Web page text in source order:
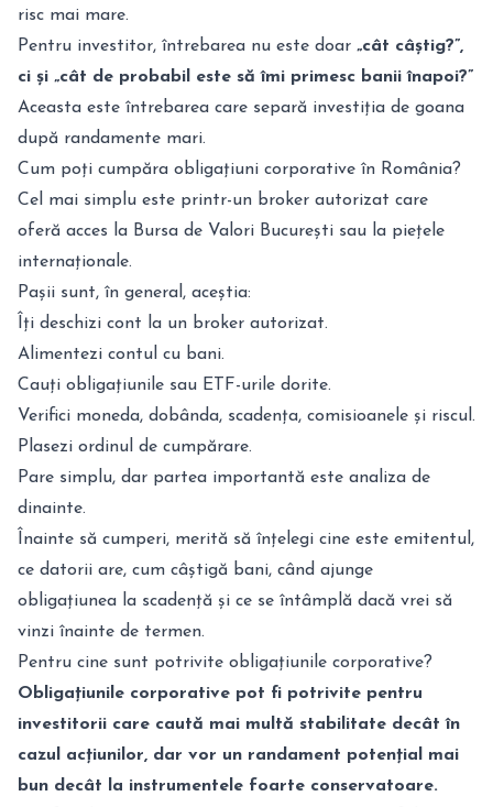
risc mai mare.
Pentru investitor, întrebarea nu este doar „cât câștig?”,
ci și „cât de probabil este să îmi primesc banii înapoi?”
Aceasta este întrebarea care separă investiția de goana
după randamente mari.
Cum poți cumpăra obligațiuni corporative în România?
Cel mai simplu este printr-un broker autorizat care
oferă acces la Bursa de Valori București sau la piețele
internaționale.
Pașii sunt, în general, aceștia:
Îți deschizi cont la un broker autorizat.
Alimentezi contul cu bani.
Cauți obligațiunile sau ETF-urile dorite.
Verifici moneda, dobânda, scadența, comisioanele și riscul.
Plasezi ordinul de cumpărare.
Pare simplu, dar partea importantă este analiza de
dinainte.
Înainte să cumperi, merită să înțelegi cine este emitentul,
ce datorii are, cum câștigă bani, când ajunge
obligațiunea la scadență și ce se întâmplă dacă vrei să
vinzi înainte de termen.
Pentru cine sunt potrivite obligațiunile corporative?
Obligațiunile corporative pot fi potrivite pentru
investitorii care caută mai multă stabilitate decât în
cazul acțiunilor, dar vor un randament potențial mai
bun decât la instrumentele foarte conservatoare.